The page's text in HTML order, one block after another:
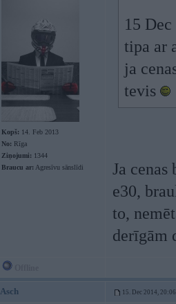
Kopš: 14. Feb 2013
No: Rīga
Ziņojumi: 1344
Braucu ar: Agresīvu sānslīdi
15
tipa ar
ja
tevis
Ja
e30,
to,
derīgām
Asch 15. Dec 2014, 20:06